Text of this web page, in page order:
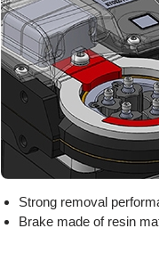
Strong removal
Brake made of resin